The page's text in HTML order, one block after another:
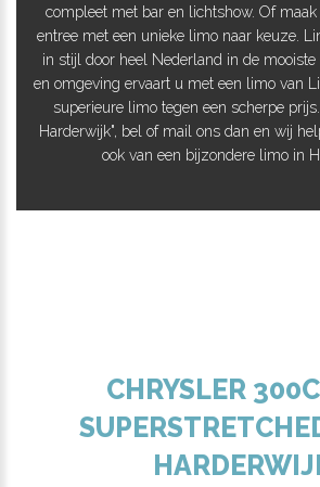
compleet met bar en lichtshow. Of maak
entree met een unieke limo naar keuze.
in stijl door heel Nederland in de
en omgeving ervaart u met een limo van
superieure limo tegen een scherpe
Harderwijk", bel of mail ons dan en wij
ook van een bijzondere limo in
CHRYSLER